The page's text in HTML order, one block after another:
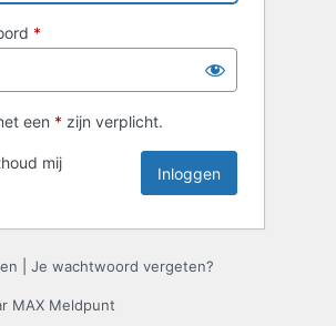
*
een * zijn verplicht.
mij
Je wachtwoord vergeten?
MAX Meldpunt